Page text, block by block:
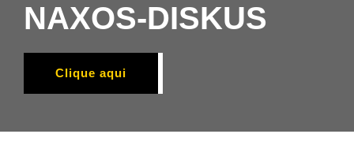
NAXOS-DISKUS
Clique aqui